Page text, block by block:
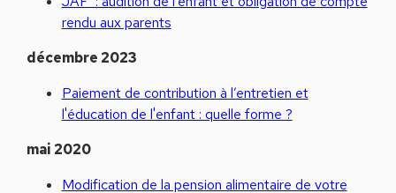
rendu aux parents
décembre 2023
Paiement de contribution à l’entretien et
l'éducation de l'enfant : quelle forme ?
mai 2020
Modification de la pension alimentaire de votre